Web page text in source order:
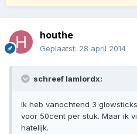
houthe
Geplaatst: 28 april 2014
schreef Iamlordx:
Ik heb vanochtend 3
voor 50cent per stuk. Maar ik
hatelijk.